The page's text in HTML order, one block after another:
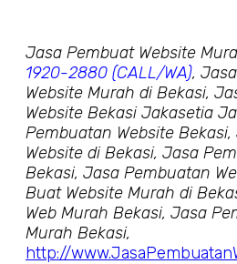
Jasa Pembuat Website
1920-2880 (CALL/WA),
Website Murah di Bekasi,
Website Bekasi Jakasetia
Pembuatan Website
Website di Bekasi, Jasa
Bekasi, Jasa Pembuatan
Buat Website Murah di
Web Murah Bekasi, Jasa
Murah Bekasi,
http://